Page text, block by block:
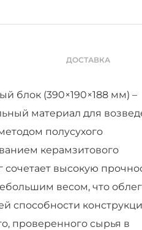
ДОСТАВКА
блок (390×190×188 мм) –
материал для
полусухого
керамзитового
сочетает высокую
весом, что
способности
проверенного сырья в